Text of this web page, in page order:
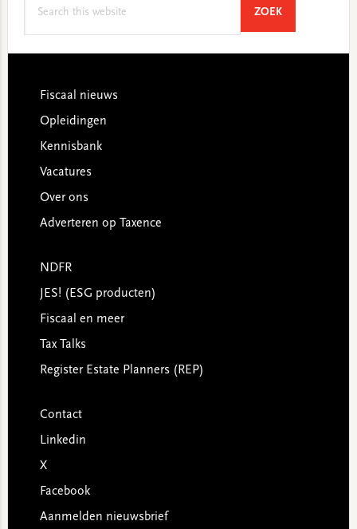
ZOEKSEARCH
Footer
Fiscaal nieuws
Opleidingen
Kennisbank
Vacatures
Over ons
Adverteren op Taxence
NDFR
JES! (ESG producten)
Fiscaal en meer
Tax Talks
Register Estate Planners (REP)
Contact
Linkedin
X
Facebook
Aanmelden nieuwsbrief